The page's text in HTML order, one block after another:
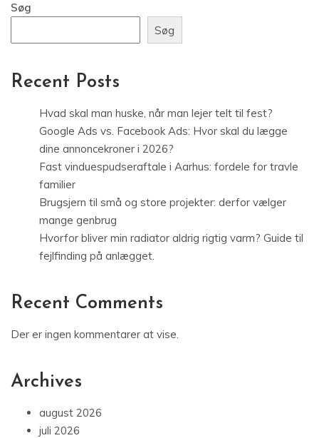
Søg
Søg
Recent Posts
Hvad skal man huske, når man lejer telt til fest?
Google Ads vs. Facebook Ads: Hvor skal du lægge
dine annoncekroner i 2026?
Fast vinduespudseraftale i Aarhus: fordele for travle
familier
Brugsjern til små og store projekter: derfor vælger
mange genbrug
Hvorfor bliver min radiator aldrig rigtig varm? Guide til
fejlfinding på anlægget.
Recent Comments
Der er ingen kommentarer at vise.
Archives
august 2026
juli 2026